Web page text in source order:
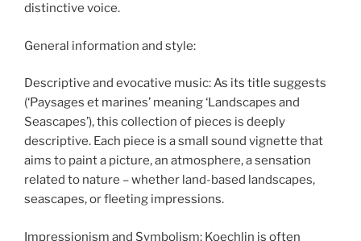
distinctive voice.
General information and style:
Descriptive and evocative music: As its title suggests
(‘Paysages et marines’ meaning ‘Landscapes and
Seascapes’), this collection of pieces is deeply
descriptive. Each piece is a small sound vignette that
aims to paint a picture, an atmosphere, a sensation
related to nature – whether land-based landscapes,
seascapes, or fleeting impressions.
Impressionism and Symbolism: Koechlin is often